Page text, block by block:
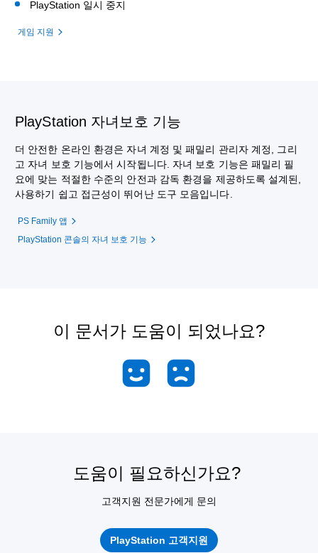
PlayStation 일시 중지
게임 지원
PlayStation 자녀보호 기능
더 안전한 온라인 환경은 자녀 계정 및 패밀리 관리자 계정, 그리
고 자녀 보호 기능에서 시작됩니다. 자녀 보호 기능은 패밀리 필
요에 맞는 적절한 수준의 안전과 감독 환경을 제공하도록 설계된,
사용하기 쉽고 접근성이 뛰어난 도구 모음입니다.
PS Family 앱
PlayStation 콘솔의 자녀 보호 기능
이 문서가 도움이 되었나요?
도움이 필요하신가요?
고객지원 전문가에게 문의
PlayStation 고객지원